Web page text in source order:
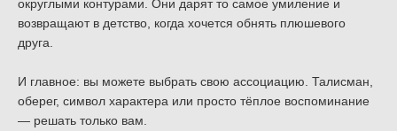
округлыми контурами. Они дарят то самое умиление и
возвращают в детство, когда хочется обнять плюшевого
друга.
И главное: вы можете выбрать свою ассоциацию. Талисман,
оберег, символ характера или просто тёплое воспоминание
— решать только вам.